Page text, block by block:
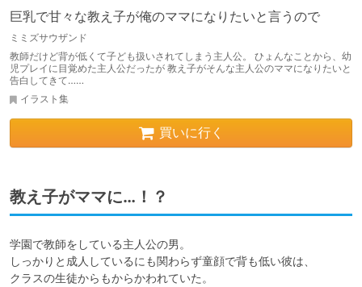
巨乳で甘々な教え子が俺のママになりたいと言うので
ミミズサウザンド
教師だけど背が低くて子ども扱いされてしまう主人公。 ひょんなことから、幼
児プレイに目覚めた主人公だったが 教え子がそんな主人公のママになりたいと
告白してきて……
イラスト集
買いに行く
教え子がママに…！？
学園で教師をしている主人公の男。
しっかりと成人しているにも関わらず童顔で背も低い彼は、
クラスの生徒からもからかわれていた。